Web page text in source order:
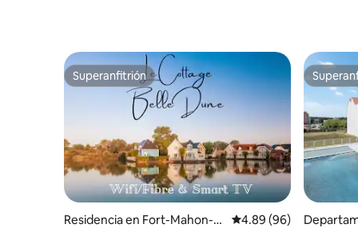
Superanfitrión
Superanfitrión
Residencia en Fort-Mahon-Pl
Calificación promedio:
4.89 (96)